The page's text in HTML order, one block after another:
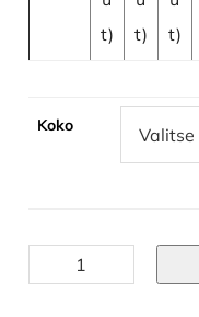
t)
t)
t)
Koko
Gatsby